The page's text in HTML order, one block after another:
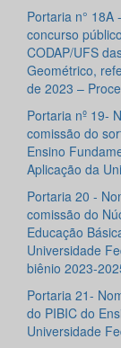
Portaria n° 18A
concurso
CODAP/UFS
Geométrico,
de 2023 –
Portaria nº 19-
comissão do
Ensino
Aplicação da
Portaria 20 -
comissão do
Educação
Universidade
biênio 2023-
Portaria 21-
do PIBIC do
Universidade